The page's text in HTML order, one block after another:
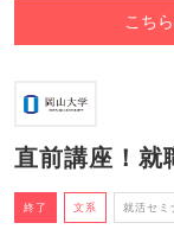
こち
直前講座！就
終了 文系 就活セミ